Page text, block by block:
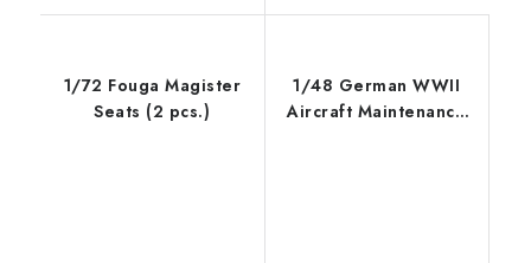
1/72 Fouga Magister
Seats (2 pcs.)
1/48 German WWII
Aircraft Maintenance